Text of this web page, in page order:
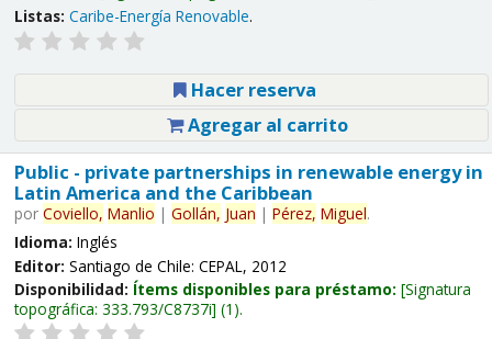
Listas: Caribe-Energía Renovable.
Hacer reserva
Agregar al carrito
Public - private partnerships in renewable energy in
Latin America and the Caribbean
por Coviello, Manlio | Gollán, Juan | Pérez, Miguel.
Idioma: Inglés
Editor: Santiago de Chile: CEPAL, 2012
Disponibilidad: Ítems disponibles para préstamo: Signatura
topográfica: 333.793/C8737i (1).